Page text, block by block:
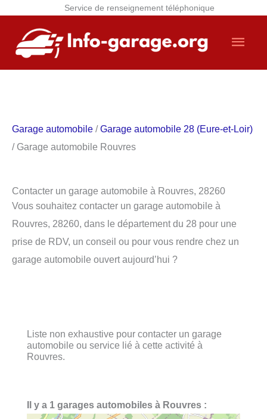
Service de renseignement téléphonique
contenu
Garage automobile /Garage automobile 28 (Eure-et-Loir)
/ Garage automobile Rouvres
Contacter un garage automobile à Rouvres, 28260
Vous souhaitez contacter un garage automobile à
Rouvres, 28260, dans le département du 28 pour une
prise de RDV, un conseil ou pour vous rendre chez un
garage automobile ouvert aujourd’hui ?
Liste non exhaustive pour contacter un garage
automobile ou service lié à cette activité à
Rouvres.
Il y a 1 garages automobiles à Rouvres :